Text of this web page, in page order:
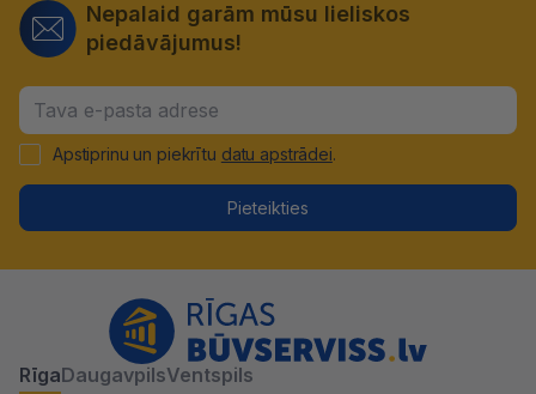
Nepalaid garām mūsu lieliskos
piedāvājumus!
Apstiprinu un piekrītu datu apstrādei.
Pieteikties
RīgaDaugavpilsVentspils